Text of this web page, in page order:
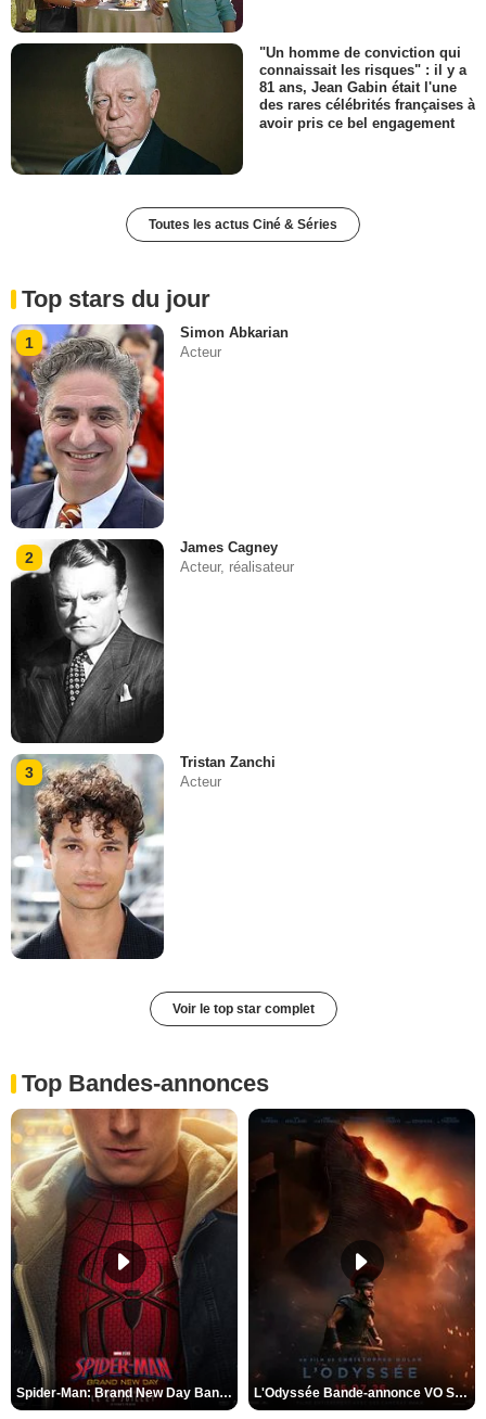
"Un homme de conviction qui
connaissait les risques" : il y a
81 ans, Jean Gabin était l'une
des rares célébrités françaises à
avoir pris ce bel engagement
Toutes les actus Ciné & Séries
Top stars du jour
1
Simon Abkarian
Acteur
2
James Cagney
Acteur, réalisateur
3
Tristan Zanchi
Acteur
Voir le top star complet
Top Bandes-annonces
Spider-Man: Brand New Day Bande-annonce VO STFR L'Odyssée Bande-annonce VO STFR